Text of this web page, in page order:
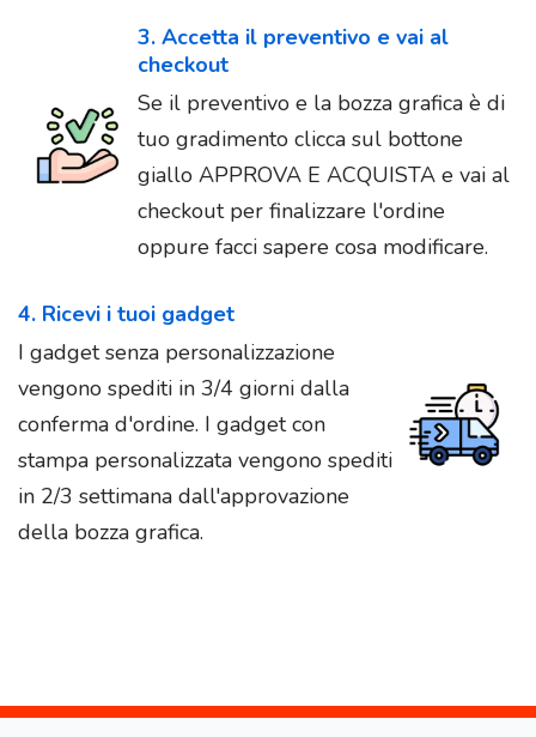
3. Accetta il preventivo e vai al
checkout
Se il preventivo e la bozza grafica è di
tuo gradimento clicca sul bottone
giallo APPROVA E ACQUISTA e vai al
checkout per finalizzare l'ordine
oppure facci sapere cosa modificare.
4. Ricevi i tuoi gadget
I gadget senza personalizzazione
vengono spediti in 3/4 giorni dalla
conferma d'ordine. I gadget con
stampa personalizzata vengono spediti
in 2/3 settimana dall'approvazione
della bozza grafica.